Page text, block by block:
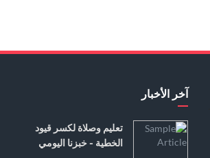
آخر الأخبار
تعليم وصلاة لكسر قيود
الخطية - خبزنا اليومي